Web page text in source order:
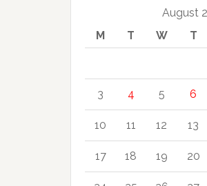
August
M
T W T
3 4 5 6
10 11 12 13
17 18 19 20